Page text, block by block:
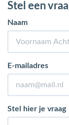
Stel een
Naam
E-mailadres
Stel hier je vraag